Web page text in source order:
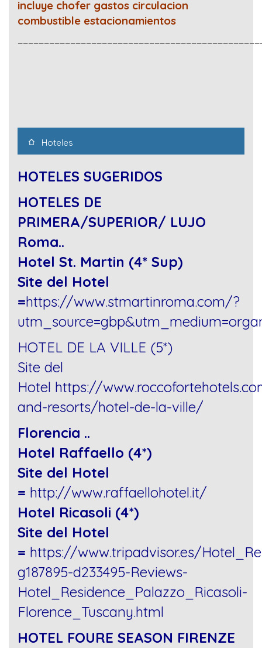
incluye chofer gastos circulacion
combustible estacionamientos
Hoteles
HOTELES SUGERIDOS
HOTELES DE
PRIMERA/SUPERIOR/ LUJO
Roma..
Hotel St. Martin (4* Sup)
Site del Hotel
=https://www.stmartinroma.com/?
HOTEL DE LA VILLE (5*)
Site del
Hotel https://
and-resorts/hotel-de-la-ville/
Florencia ..
Hotel Raffaello (4*)
Site del Hotel
= http://www.raffaellohotel.it/
Hotel Ricasoli (4*)
Site del Hotel
= https://www.tripadvisor.es/
g187895-d233495-Reviews-
Hotel_Residence_Palazzo_Ricasoli-
Florence_Tuscany.html
HOTEL FOURE SEASON FIRENZE